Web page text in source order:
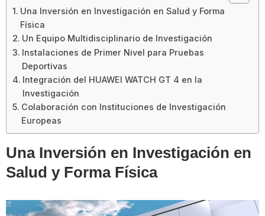
Una Inversión en Investigación en Salud y Forma
Física
Un Equipo Multidisciplinario de Investigación
Instalaciones de Primer Nivel para Pruebas
Deportivas
Integración del HUAWEI WATCH GT 4 en la
Investigación
Colaboración con Instituciones de Investigación
Europeas
Una Inversión en Investigación en
Salud y Forma Física